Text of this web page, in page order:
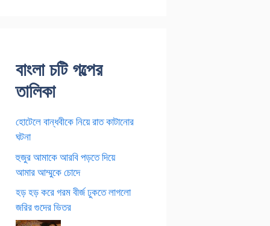
বাংলা চটি গল্পের
তালিকা
হোটেলে বান্ধবীকে নিয়ে রাত কাটানোর
ঘটনা
হুজুর আমাকে আরবি পড়তে দিয়ে
আমার আম্মুকে চোদে
হড় হড় করে গরম বীর্জ ঢুকতে লাগলো
জরির গুদের ভিতর